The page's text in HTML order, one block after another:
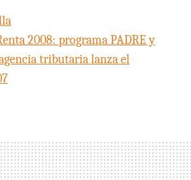
2008: programa PADRE y
tributaria lanza el